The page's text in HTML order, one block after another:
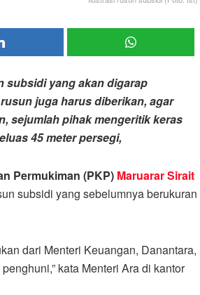
subsidi yang akan digarap
juga harus diberikan, agar
sejumlah pihak mengeritik keras
45 meter persegi,
Permukiman (PKP) Maruarar Sirait
subsidi yang sebelumnya berukuran
dari Menteri Keuangan, Danantara,
kata Menteri Ara di kantor